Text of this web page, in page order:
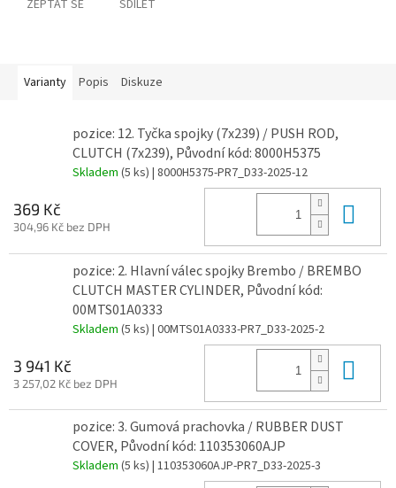
ZEPTAT SE SDÍLET
Varianty Popis Diskuze
pozice: 12. Tyčka spojky (7x239) / PUSH ROD,
CLUTCH (7x239), Původní kód: 8000H5375
Skladem (5 ks) | 8000H5375-PR7_D33-2025-12
369 Kč
304,96 Kč bez DPH
pozice: 2. Hlavní válec spojky Brembo / BREMBO
CLUTCH MASTER CYLINDER, Původní kód:
00MTS01A0333
Skladem (5 ks) | 00MTS01A0333-PR7_D33-2025-2
3 941 Kč
3 257,02 Kč bez DPH
pozice: 3. Gumová prachovka / RUBBER DUST
COVER, Původní kód: 110353060AJP
Skladem (5 ks) | 110353060AJP-PR7_D33-2025-3